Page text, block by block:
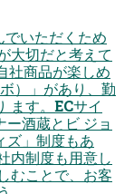
いただくため
大切だと考えて
社商品が楽しめ
）」があり、勤
ます。ECサイ
ー酒蔵とビ ジョ
ズ」制度もあ
内制度も用意し
むことで、お客